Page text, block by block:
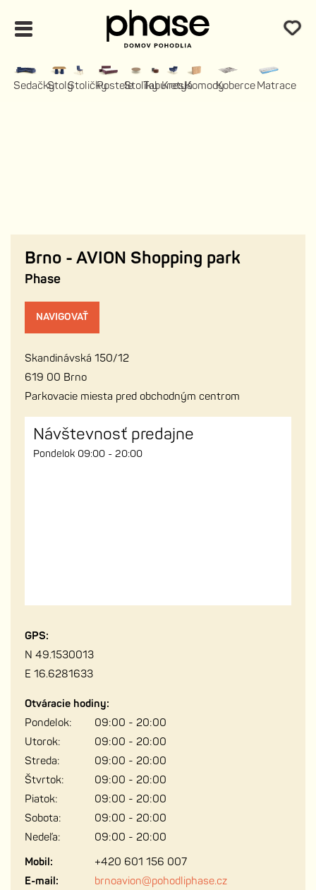
SedačkyStolyStoličkyPosteleStolíkyTaburety
KresláKomodyKoberceMatrace
Brno - AVION Shopping park
Phase
NAVIGOVAŤ
Skandinávská 150/12
619 00 Brno
Parkovacie miesta pred obchodným centrom
Návštevnosť predajne
Pondelok 09:00 - 20:00
GPS:
N 49.1530013
E 16.6281633
Otváracie hodiny:
Pondelok:
09:00 - 20:00
Utorok:
09:00 - 20:00
Streda:
09:00 - 20:00
Štvrtok:
09:00 - 20:00
Piatok:
09:00 - 20:00
Sobota:
09:00 - 20:00
Nedeľa:
09:00 - 20:00
Mobil:
+420 601 156 007
E-mail:
brnoavion@pohodliphase.cz